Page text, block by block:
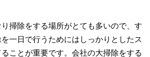
掃除をする場所がとても多いので、す
一日で行うためにはしっかりとしたス
ことが重要です。会社の大掃除をする